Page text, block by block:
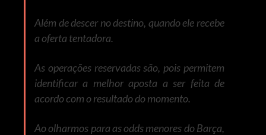
Além de descer no destino, quando ele recebe
a oferta tentadora.
As operações reservadas são, pois permitem
identificar a melhor aposta a ser feita de
acordo com o resultado do momento.
Ao olharmos para as odds menores do Barça,